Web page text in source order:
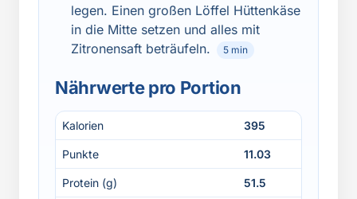
legen. Einen großen Löffel Hüttenkäse
in die Mitte setzen und alles mit
Zitronensaft beträufeln.
5 min
Nährwerte pro Portion
Kalorien 395
Punkte 11.03
Protein (g) 51.5